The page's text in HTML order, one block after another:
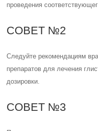
проведения
СОВЕТ №2
Следуйте рекомендациям
препаратов для лечения
дозировки.
СОВЕТ №3